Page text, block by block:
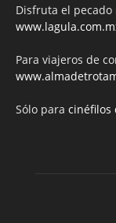
Disfruta el pecado
Para viajeros de
Sólo para cinéfilos